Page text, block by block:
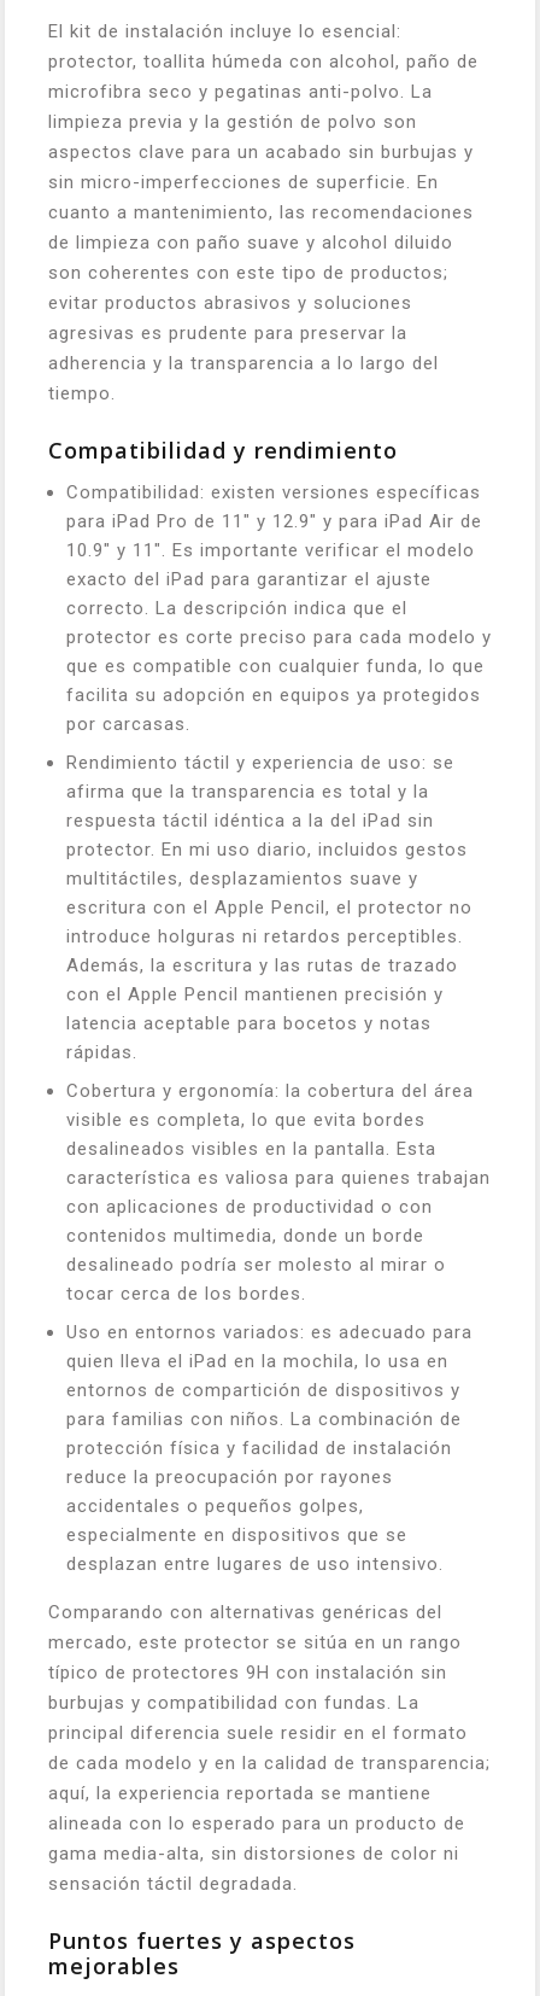
El kit de instalación incluye lo esencial:
protector, toallita húmeda con alcohol, paño de
microfibra seco y pegatinas anti-polvo. La
limpieza previa y la gestión de polvo son
aspectos clave para un acabado sin burbujas y
sin micro-imperfecciones de superficie. En
cuanto a mantenimiento, las recomendaciones
de limpieza con paño suave y alcohol diluido
son coherentes con este tipo de productos;
evitar productos abrasivos y soluciones
agresivas es prudente para preservar la
adherencia y la transparencia a lo largo del
tiempo.
Compatibilidad y rendimiento
Compatibilidad: existen versiones específicas
para iPad Pro de 11" y 12.9" y para iPad Air de
10.9" y 11". Es importante verificar el modelo
exacto del iPad para garantizar el ajuste
correcto. La descripción indica que el
protector es corte preciso para cada modelo y
que es compatible con cualquier funda, lo que
facilita su adopción en equipos ya protegidos
por carcasas.
Rendimiento táctil y experiencia de uso: se
afirma que la transparencia es total y la
respuesta táctil idéntica a la del iPad sin
protector. En mi uso diario, incluidos gestos
multitáctiles, desplazamientos suave y
escritura con el Apple Pencil, el protector no
introduce holguras ni retardos perceptibles.
Además, la escritura y las rutas de trazado
con el Apple Pencil mantienen precisión y
latencia aceptable para bocetos y notas
rápidas.
Cobertura y ergonomía: la cobertura del área
visible es completa, lo que evita bordes
desalineados visibles en la pantalla. Esta
característica es valiosa para quienes trabajan
con aplicaciones de productividad o con
contenidos multimedia, donde un borde
desalineado podría ser molesto al mirar o
tocar cerca de los bordes.
Uso en entornos variados: es adecuado para
quien lleva el iPad en la mochila, lo usa en
entornos de compartición de dispositivos y
para familias con niños. La combinación de
protección física y facilidad de instalación
reduce la preocupación por rayones
accidentales o pequeños golpes,
especialmente en dispositivos que se
desplazan entre lugares de uso intensivo.
Comparando con alternativas genéricas del
mercado, este protector se sitúa en un rango
típico de protectores 9H con instalación sin
burbujas y compatibilidad con fundas. La
principal diferencia suele residir en el formato
de cada modelo y en la calidad de transparencia;
aquí, la experiencia reportada se mantiene
alineada con lo esperado para un producto de
gama media-alta, sin distorsiones de color ni
sensación táctil degradada.
Puntos fuertes y aspectos
mejorables